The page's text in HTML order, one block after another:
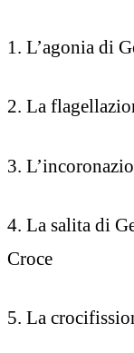
1. L’agonia di
2. La
3.
4. La salita di
Croce
5. La